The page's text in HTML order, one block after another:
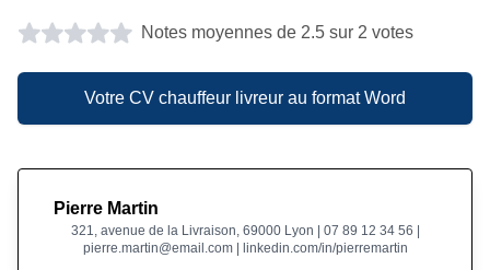
Notes moyennes de 2.5 sur 2 votes
Votre CV chauffeur livreur au format Word
Pierre Martin
321, avenue de la Livraison, 69000 Lyon | 07 89 12 34 56 |
pierre.martin@email.com | linkedin.com/in/pierremartin